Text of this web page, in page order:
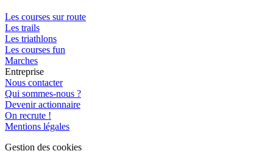
Les courses sur route
Les trails
Les triathlons
Les courses fun
Marches
Entreprise
Nous contacter
Qui sommes-nous ?
Devenir actionnaire
On recrute !
Mentions légales
Gestion des cookies